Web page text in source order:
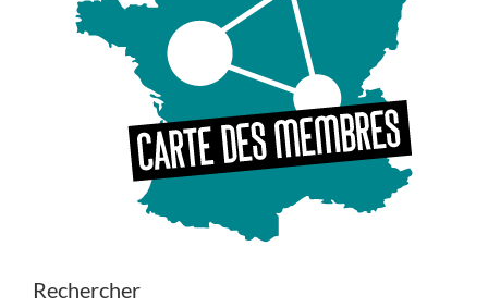
Rechercher